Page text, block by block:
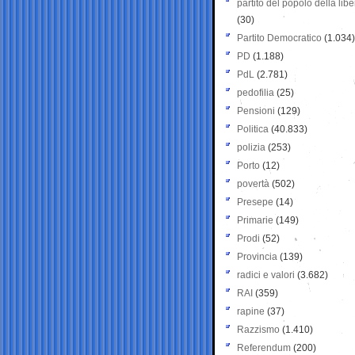
partito del popolo della
(30)
Partito Democratico (1.034)
PD (1.188)
PdL (2.781)
pedofilia (25)
Pensioni (129)
Politica (40.833)
polizia (253)
Porto (12)
povertà (502)
Presepe (14)
Primarie (149)
Prodi (52)
Provincia (139)
radici e valori (3.682)
RAI (359)
rapine (37)
Razzismo (1.410)
Referendum (200)